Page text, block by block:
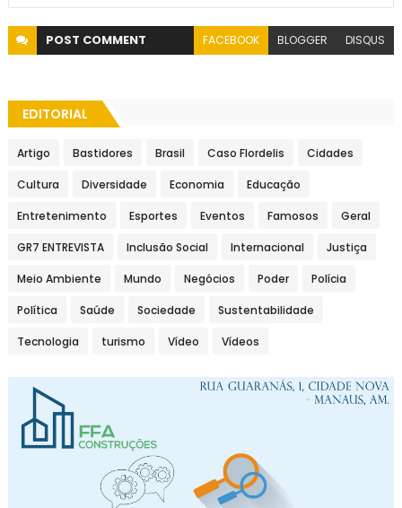
POST COMMENT FACEBOOK BLOGGER DISQUS
EDITORIAL
Artigo Bastidores Brasil Caso Flordelis Cidades
Cultura Diversidade Economia Educação
Entretenimento Esportes Eventos Famosos Geral
GR7 ENTREVISTA Inclusão Social Internacional Justiça
Meio Ambiente Mundo Negócios Poder Polícia
Política Saúde Sociedade Sustentabilidade
Tecnologia turismo Vídeo Vídeos